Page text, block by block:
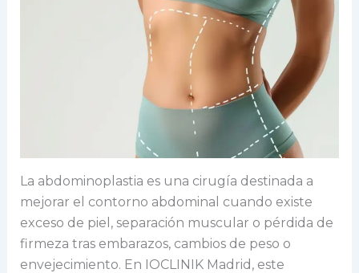
La abdominoplastia es una cirugía destinada a
mejorar el contorno abdominal cuando existe
exceso de piel, separación muscular o pérdida de
firmeza tras embarazos, cambios de peso o
envejecimiento. En IOCLINIK Madrid, este